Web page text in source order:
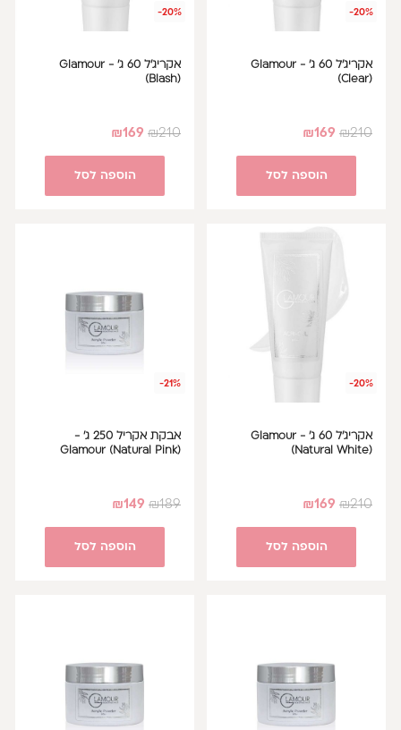
-20%
אקריג'ל 60 ג' - Glamour
(Clear)
₪210
₪169
הוספה לסל
-20%
אקריג'ל 60 ג' - Glamour
(Blash)
₪210
₪169
הוספה לסל
-20%
אקריג'ל 60 ג' - Glamour
(Natural White)
₪210
₪169
הוספה לסל
-21%
אבקת אקריל 250 ג' -
Glamour (Natural Pink)
₪189
₪149
הוספה לסל